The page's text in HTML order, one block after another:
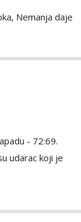
Nemanja daje
- 72:69.
udarac koji je